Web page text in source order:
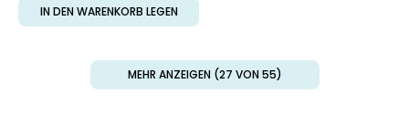
IN DEN WARENKORB LEGEN
MEHR ANZEIGEN (27 VON 55)